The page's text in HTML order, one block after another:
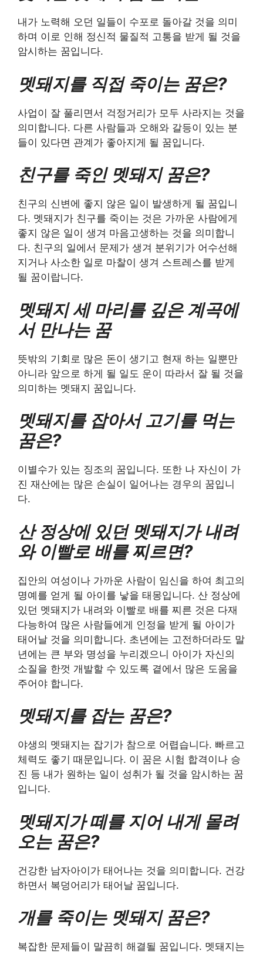
내가 노력해 오던 일들이 수포로 돌아갈 것을 의미
하며 이로 인해 정신적 물질적 고통을 받게 될 것을
암시하는 꿈입니다.
멧돼지를 직접 죽이는 꿈은?
사업이 잘 풀리면서 걱정거리가 모두 사라지는 것을
의미합니다. 다른 사람들과 오해와 갈등이 있는 분
들이 있다면 관계가 좋아지게 될 꿈입니다.
친구를 죽인 멧돼지 꿈은?
친구의 신변에 좋지 않은 일이 발생하게 될 꿈입니
다. 멧돼지가 친구를 죽이는 것은 가까운 사람에게
좋지 않은 일이 생겨 마음고생하는 것을 의미합니
다. 친구의 일에서 문제가 생겨 분위기가 어수선해
지거나 사소한 일로 마찰이 생겨 스트레스를 받게
될 꿈이랍니다.
멧돼지 세 마리를 깊은 계곡에
서 만나는 꿈
뜻밖의 기회로 많은 돈이 생기고 현재 하는 일뿐만
아니라 앞으로 하게 될 일도 운이 따라서 잘 될 것을
의미하는 멧돼지 꿈입니다.
멧돼지를 잡아서 고기를 먹는
꿈은?
이별수가 있는 징조의 꿈입니다. 또한 나 자신이 가
진 재산에는 많은 손실이 일어나는 경우의 꿈입니
다.
산 정상에 있던 멧돼지가 내려
와 이빨로 배를 찌르면?
집안의 여성이나 가까운 사람이 임신을 하여 최고의
명예를 얻게 될 아이를 낳을 태몽입니다. 산 정상에
있던 멧돼지가 내려와 이빨로 배를 찌른 것은 다재
다능하여 많은 사람들에게 인정을 받게 될 아이가
태어날 것을 의미합니다. 초년에는 고전하더라도 말
년에는 큰 부와 명성을 누리겠으니 아이가 자신의
소질을 한껏 개발할 수 있도록 곁에서 많은 도움을
주어야 합니다.
멧돼지를 잡는 꿈은?
야생의 멧돼지는 잡기가 참으로 어렵습니다. 빠르고
체력도 좋기 때문입니다. 이 꿈은 시험 합격이나 승
진 등 내가 원하는 일이 성취가 될 것을 암시하는 꿈
입니다.
멧돼지가 떼를 지어 내게 몰려
오는 꿈은?
건강한 남자아이가 태어나는 것을 의미합니다. 건강
하면서 복덩어리가 태어날 꿈입니다.
개를 죽이는 멧돼지 꿈은?
복잡한 문제들이 말끔히 해결될 꿈입니다. 멧돼지는